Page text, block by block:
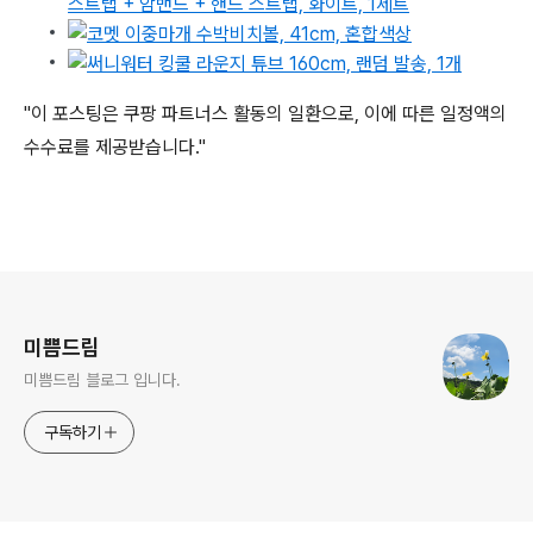
"이 포스팅은 쿠팡 파트너스 활동의 일환으로, 이에 따른 일정액의
수수료를 제공받습니다."
미쁨드림
미쁨드림 블로그 입니다.
구독하기